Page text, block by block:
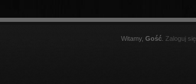
Witamy, Gość Zaloguj się